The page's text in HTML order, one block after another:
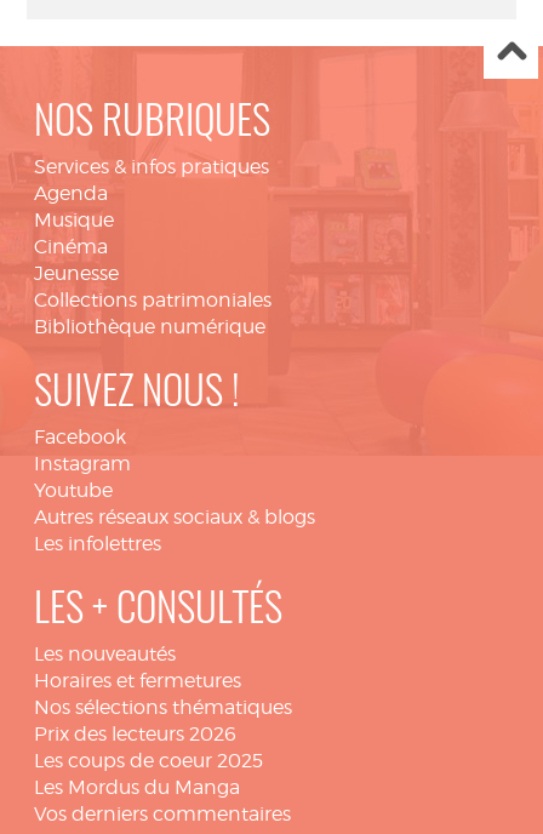
NOS RUBRIQUES
Services & infos pratiques
Agenda
Musique
Cinéma
Jeunesse
Collections patrimoniales
Bibliothèque numérique
SUIVEZ NOUS !
Facebook
Instagram
Youtube
Autres réseaux sociaux & blogs
Les infolettres
LES + CONSULTÉS
Les nouveautés
Horaires et fermetures
Nos sélections thématiques
Prix des lecteurs 2026
Les coups de coeur 2025
Les Mordus du Manga
Vos derniers commentaires